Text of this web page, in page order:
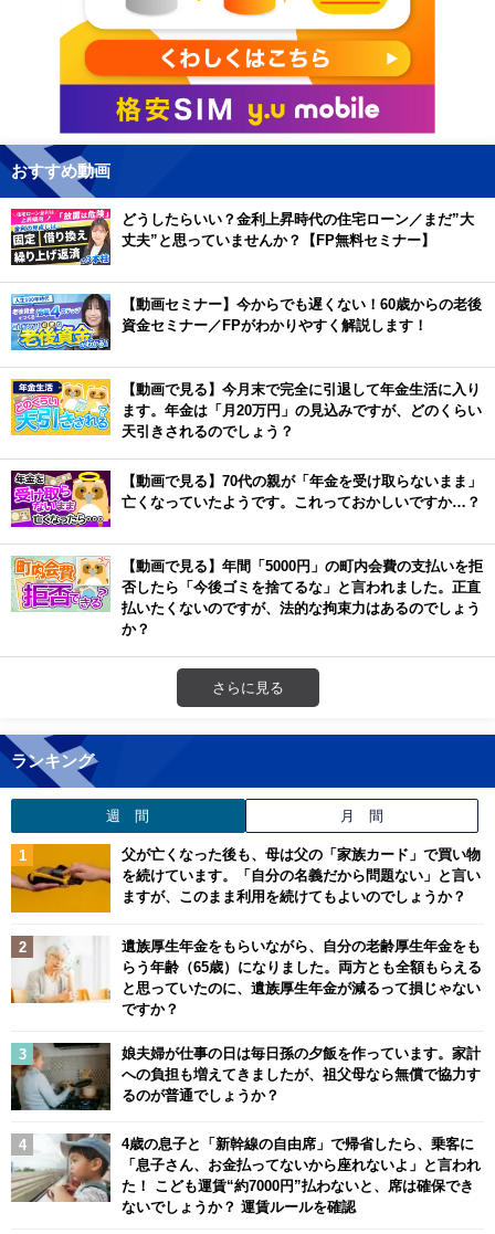
おすすめ動画
どうしたらいい？金利上昇時代の住宅ローン／まだ”大
丈夫”と思っていませんか？【FP無料セミナー】
【動画セミナー】今からでも遅くない！60歳からの老後
資金セミナー／FPがわかりやすく解説します！
【動画で見る】今月末で完全に引退して年金生活に入り
ます。年金は「月20万円」の見込みですが、どのくらい
天引きされるのでしょう？
【動画で見る】70代の親が「年金を受け取らないまま」
亡くなっていたようです。これっておかしいですか…？
【動画で見る】年間「5000円」の町内会費の支払いを拒
否したら「今後ゴミを捨てるな」と言われました。正直
払いたくないのですが、法的な拘束力はあるのでしょう
か？
さらに見る
ランキング
週 間 月 間
父が亡くなった後も、母は父の「家族カード」で買い物
を続けています。「自分の名義だから問題ない」と言い
ますが、このまま利用を続けてもよいのでしょうか？
遺族厚生年金をもらいながら、自分の老齢厚生年金をも
らう年齢（65歳）になりました。両方とも全額もらえる
と思っていたのに、遺族厚生年金が減るって損じゃない
ですか？
娘夫婦が仕事の日は毎日孫の夕飯を作っています。家計
への負担も増えてきましたが、祖父母なら無償で協力す
るのが普通でしょうか？
4歳の息子と「新幹線の自由席」で帰省したら、乗客に
「息子さん、お金払ってないから座れないよ」と言われ
た！ こども運賃“約7000円”払わないと、席は確保でき
ないでしょうか？ 運賃ルールを確認